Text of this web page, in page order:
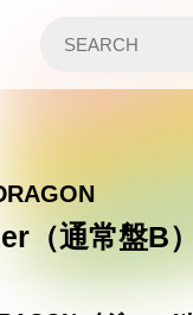
（通常盤B